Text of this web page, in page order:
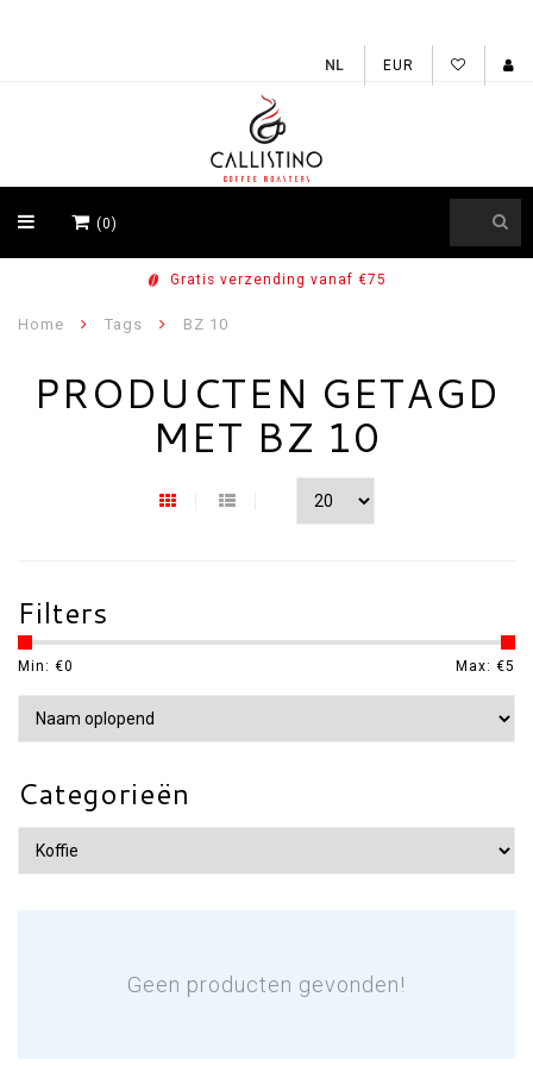
EUR
(0)
Gratis verzending vanaf €75
Home Tags BZ 10
PRODUCTEN GETAGD
MET BZ 10
Filters
Min: €0 Max: €5
Categorieën
Geen producten gevonden!